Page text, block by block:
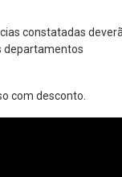
constatadas
departamentos
com desconto.